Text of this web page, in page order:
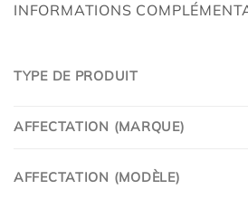
INFORMATIONS
TYPE DE PRODUIT
AFFECTATION (MARQUE)
AFFECTATION (MODÈLE)